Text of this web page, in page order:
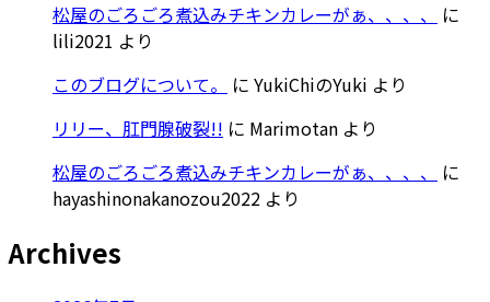
松屋のごろごろ煮込みチキンカレーがぁ、、、、
に
lili2021 より
このブログについて。
に YukiChiのYuki より
リリー、肛門腺破裂!! に Marimotan より
松屋のごろごろ煮込みチキンカレーがぁ、、、、
に
hayashinonakanozou2022 より
Archives